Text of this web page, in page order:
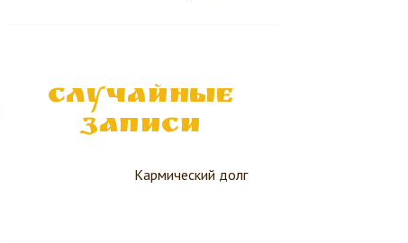
СЛУЧАЙНЫЕ
ЗАПИСИ
Кармический долг